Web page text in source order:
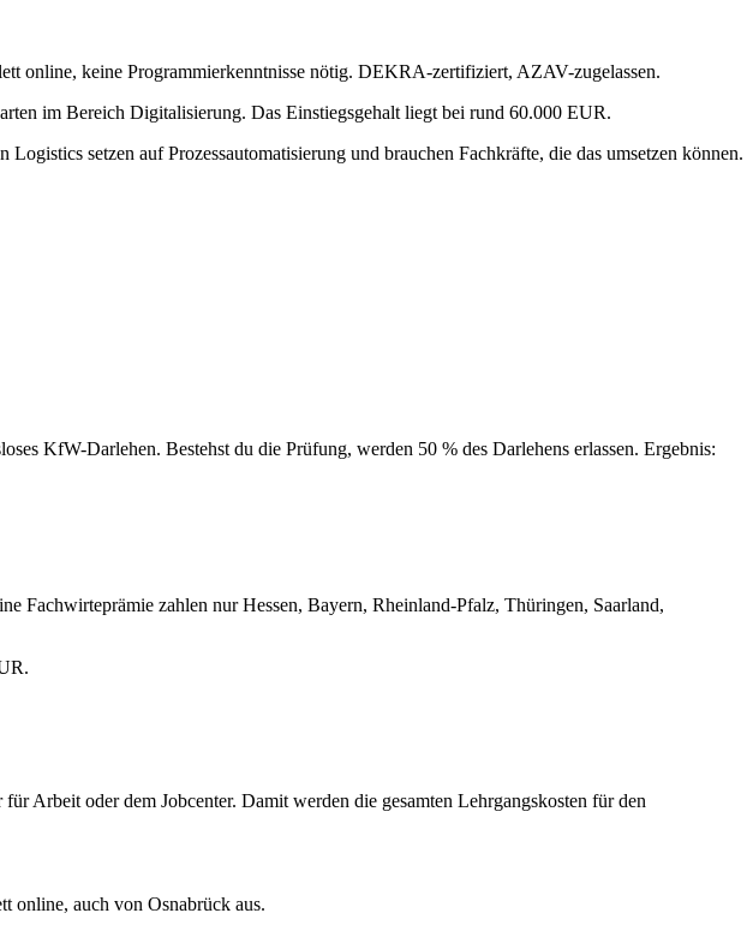
online, keine Programmierkenntnisse nötig. DEKRA-zertifiziert, AZAV-zugelassen.
im Bereich Digitalisierung. Das Einstiegsgehalt liegt bei rund 60.000 EUR.
setzen auf Prozessautomatisierung und brauchen Fachkräfte, die das umsetzen können.
KfW-Darlehen. Bestehst du die Prüfung, werden 50 % des Darlehens erlassen. Ergebnis:
Fachwirteprämie zahlen nur Hessen, Bayern, Rheinland-Pfalz, Thüringen, Saarland,
Arbeit oder dem Jobcenter. Damit werden die gesamten Lehrgangskosten für den
online, auch von Osnabrück aus.